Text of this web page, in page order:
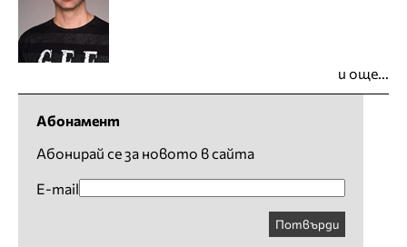
и още...
Абонамент
Абонирай се за новото в сайта
E-mail
Потвърди